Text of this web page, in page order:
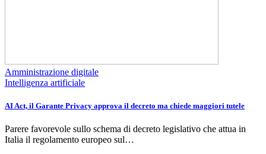
Amministrazione digitale
Intelligenza artificiale
AI Act, il Garante Privacy approva il decreto ma chiede maggiori tutele
Parere favorevole sullo schema di decreto legislativo che attua in
Italia il regolamento europeo sul…